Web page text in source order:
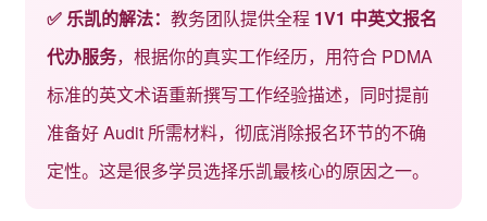
✅ 乐凯的解法： 教务团队提供全程 1V1 中英文报名
代办服务，根据你的真实工作经历，用符合 PDMA
标准的英文术语重新撰写工作经验描述，同时提前
准备好 Audit 所需材料，彻底消除报名环节的不确
定性。这是很多学员选择乐凯最核心的原因之一。